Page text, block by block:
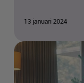
13 januari 2024